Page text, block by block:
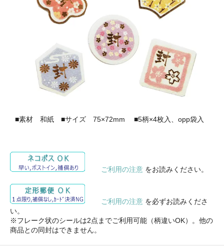
■素材 和紙 ■サイズ 75×72mm ■5柄×4枚入、opp袋入
ご利用の注意 をお読みください。
ご利用の注意 を必ずお読みくださ
い。
※フレーク状のシールは2点までご利用可能（柄違いOK）。他の
商品との同封はできません。